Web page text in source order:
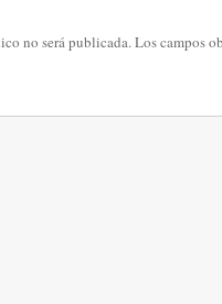
no será publicada. Los campos